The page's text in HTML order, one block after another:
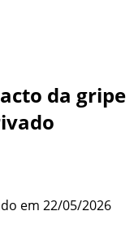
da gripe
em 22/05/2026